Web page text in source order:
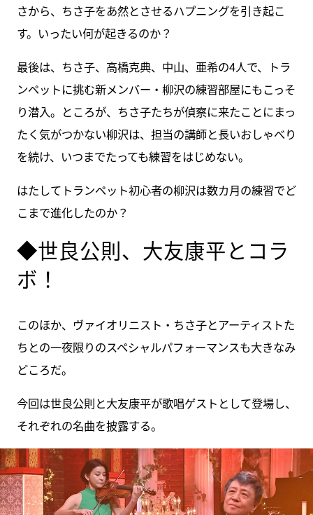
さから、ちさ子をあ然とさせるハプニングを引き起こ
す。いったい何が起きるのか？
最後は、ちさ子、高橋克典、中山、亜希の4人で、トラ
ンペットに挑む新メンバー・柳沢の練習部屋にもこっそ
り潜入。ところが、ちさ子たちが偵察に来たことにまっ
たく気がつかない柳沢は、担当の講師と長いおしゃべり
を続け、いつまでたっても練習をはじめない。
はたしてトランペット初心者の柳沢は数カ月の練習でど
こまで進化したのか？
◆世良公則、大友康平とコラ
ボ！
このほか、ヴァイオリニスト・ちさ子とアーティストた
ちとの一夜限りのスペシャルパフォーマンスも大きなみ
どころだ。
今回は世良公則と大友康平が歌唱ゲストとして登場し、
それぞれの名曲を披露する。